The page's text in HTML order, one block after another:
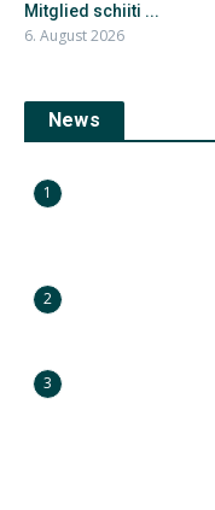
Mitglied schiiti ...
6. August 2026
News
1
2
3